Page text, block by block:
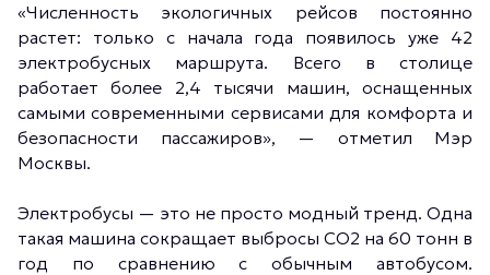
«Численность экологичных рейсов постоянно
растет: только с начала года появилось уже 42
электробусных маршрута. Всего в столице
работает более 2,4 тысячи машин, оснащенных
самыми современными сервисами для комфорта и
безопасности пассажиров», — отметил Мэр
Москвы.
Электробусы — это не просто модный тренд. Одна
такая машина сокращает выбросы CO2 на 60 тонн в
год по сравнению с обычным автобусом.